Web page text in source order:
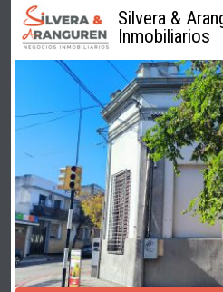
Silvera &
Inmobiliarios